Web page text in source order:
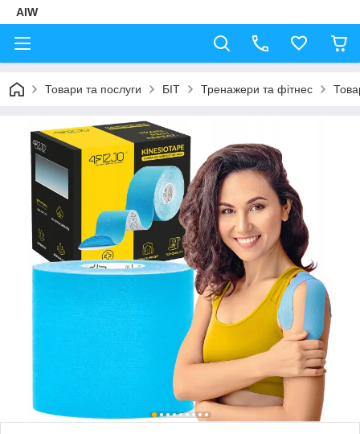
AIW
Товари та послуги БІТ Тренажери та фітнес